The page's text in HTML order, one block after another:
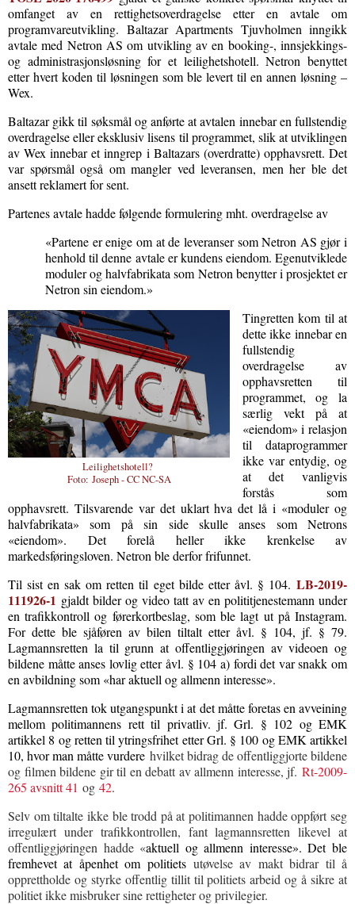
omfanget av en rettighetsoverdragelse etter en avtale om
programvareutvikling. Baltazar Apartments Tjuvholmen inngikk
avtale med Netron AS om utvikling av en booking-, innsjekkings-
og administrasjonsløsning for et leilighetshotell. Netron benyttet
etter hvert koden til løsningen som ble levert til en annen løsning –
Wex.
Baltazar gikk til søksmål og anførte at avtalen innebar en fullstendig
overdragelse eller eksklusiv lisens til programmet, slik at utviklingen
av Wex innebar et inngrep i Baltazars (overdratte) opphavsrett. Det
var spørsmål også om mangler ved leveransen, men her ble det
ansett reklamert for sent.
Partenes avtale hadde følgende formulering mht. overdragelse av
«Partene er enige om at de leveranser som Netron AS gjør i
henhold til denne avtale er kundens eiendom. Egenutviklede
moduler og halvfabrikata som Netron benytter i prosjektet er
Netron sin eiendom.»
Leilighetshotell?
Foto: Joseph - CC NC-SA
Tingretten kom til at
dette ikke innebar en
fullstendig
overdragelse av
opphavsretten til
programmet, og la
særlig vekt på at
«eiendom» i relasjon
til dataprogrammer
ikke var entydig, og
at det vanligvis
forstås som
opphavsrett. Tilsvarende var det uklart hva det lå i «moduler og
halvfabrikata» som på sin side skulle anses som Netrons
«eiendom». Det forelå heller ikke krenkelse av
markedsføringsloven. Netron ble derfor frifunnet.
Til sist en sak om retten til eget bilde etter åvl. § 104. LB-2019-
111926-1 gjaldt bilder og video tatt av en polititjenestemann under
en trafikkontroll og førerkortbeslag, som ble lagt ut på Instagram.
For dette ble sjåføren av bilen tiltalt etter åvl. § 104, jf. § 79.
Lagmannsretten la til grunn at offentliggjøringen av videoen og
bildene måtte anses lovlig etter åvl. § 104 a) fordi det var snakk om
en avbildning som «har aktuell og allmenn interesse».
Lagmannsretten tok utgangspunkt i at det måtte foretas en avveining
mellom politimannens rett til privatliv. jf. Grl. § 102 og EMK
artikkel 8 og retten til ytringsfrihet etter Grl. § 100 og EMK artikkel
10, hvor man måtte vurdere hvilket bidrag de offentliggjorte bildene
og filmen bildene gir til en debatt av allmenn interesse, jf. Rt-2009-
265 avsnitt 41 og 42.
Selv om tiltalte ikke ble trodd på at politimannen hadde oppført seg
irregulært under trafikkontrollen, fant lagmannsretten likevel at
offentliggjøringen hadde «aktuell og allmenn interesse». Det ble
fremhevet at åpenhet om politietsutøvelse av makt bidrar til å
opprettholde og styrke offentlig tillit til politiets arbeid og å sikre at
politiet ikke misbruker sine rettigheter og privilegier.